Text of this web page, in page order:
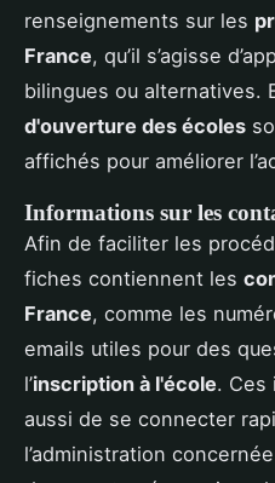
renseignements sur les
France, qu’il s’agisse
bilingues ou alternatives.
d'ouverture des écoles
affichés pour améliorer
Informations sur les
Afin de faciliter les
fiches contiennent les
France, comme les
emails utiles pour des
l’inscription à l'école. Ces
aussi de se connecter
l’administration